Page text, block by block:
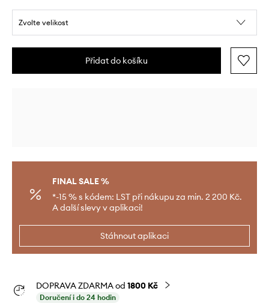
Zvolte velikost
Přidat do košíku
FINAL SALE %
*-15 % s kódem: LST při nákupu za min. 2 200 Kč.
A další slevy v aplikaci!
Stáhnout aplikaci
DOPRAVA ZDARMA od 1800 Kč
Doručení i do 24 hodin